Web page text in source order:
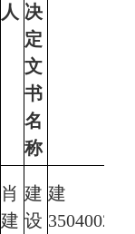
人 决
定
文
书
名
称
肖
建
建
设
建